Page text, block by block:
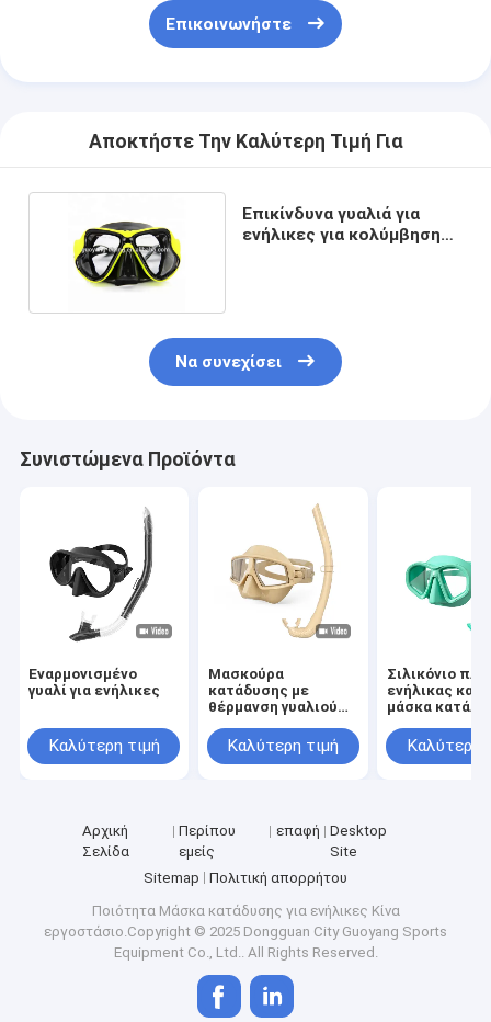
Επικοινωνήστε
Αποκτήστε Την Καλύτερη Τιμή Για
Επικίνδυνα γυαλιά για
ενήλικες για κολύμβηση
Να συνεχίσει
Συνιστώμενα Προϊόντα
Εναρμονισμένο
γυαλί για ενήλικες
Καλύτερη τιμή
Μασκούρα
κατάδυσης με
θέρμανση γυαλιού
αντιατρητικό
σιλικόνιο πλαίσιο
Καλύτερη τιμή
Σιλικόνιο
ενήλικας
μάσκα
γυαλί φακό
Καλύτερη
Αρχική
Σελίδα
Περίπου
εμείς
επαφή
Desktop
Site
Sitemap
Πολιτική απορρήτου
Ποιότητα Μάσκα κατάδυσης για ενήλικες Κίνα
εργοστάσιο.Copyright © 2025 Dongguan City Guoyang Sports
Equipment Co., Ltd.. All Rights Reserved.